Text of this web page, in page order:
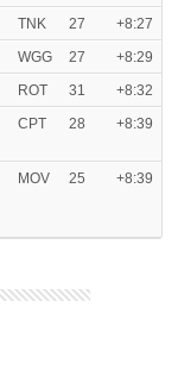
TNK 27
+8:27
WGG 27
+8:29
ROT 31
+8:32
CPT 28 +8:39
MOV 25 +8:39